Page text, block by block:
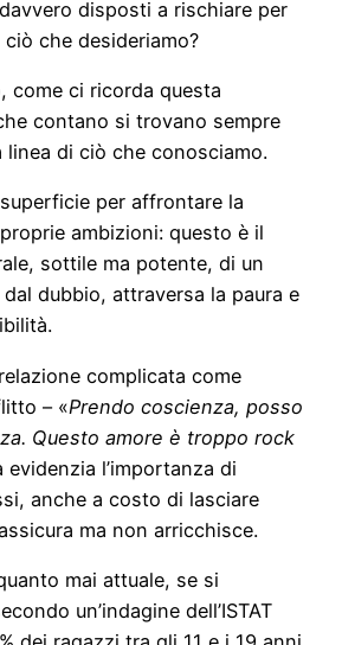
disposti a rischiare per
che desideriamo?
come ci ricorda questa
contano si trovano sempre
linea di ciò che conosciamo.
per affrontare la
ambizioni: questo è il
sottile ma potente, di un
dubbio, attraversa la paura e
complicata come
– «Prendo coscienza, posso
Questo amore è troppo rock
evidenzia l’importanza di
anche a costo di lasciare
ma non arricchisce.
mai attuale, se si
un’indagine dell’ISTAT